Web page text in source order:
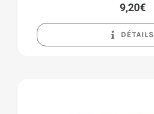
9,20€
DÉTAILS